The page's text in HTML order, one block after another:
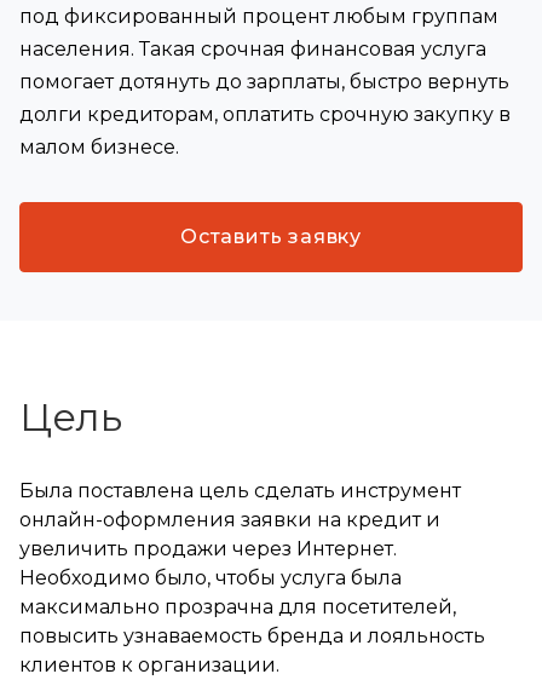
под фиксированный процент любым группам
населения. Такая срочная финансовая услуга
помогает дотянуть до зарплаты, быстро вернуть
долги кредиторам, оплатить срочную закупку в
малом бизнесе.
Оставить заявку
Цель
Была поставлена цель сделать инструмент
онлайн-оформления заявки на кредит и
увеличить продажи через Интернет.
Необходимо было, чтобы услуга была
максимально прозрачна для посетителей,
повысить узнаваемость бренда и лояльность
клиентов к организации.